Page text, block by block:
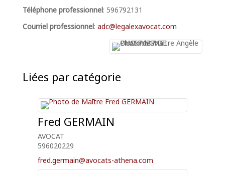
Téléphone professionnel: 596792131
Courriel professionnel: adc@legalexavocat.com
Liées par catégorie
Fred GERMAIN
AVOCAT
596020229
fred.germain@avocats-athena.com